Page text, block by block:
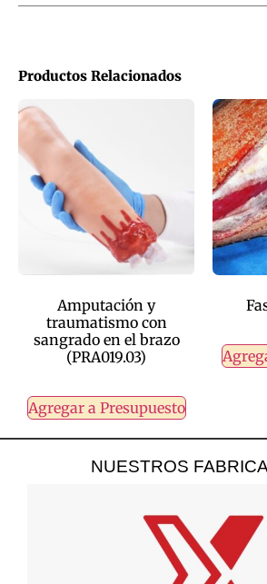
Productos Relacionados
Amputación y
traumatismo con
sangrado en el brazo
(PRA019.03)
Agregar a Presupuesto
NUESTROS